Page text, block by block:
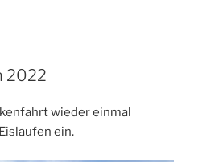
2022
wieder einmal
ein.